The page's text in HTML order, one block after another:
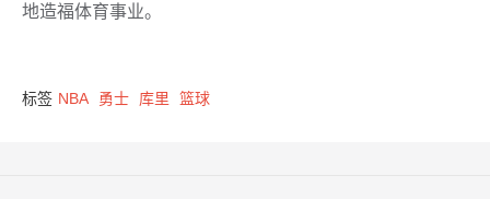
地造福体育事业。
标签 NBA 勇士 库里 篮球